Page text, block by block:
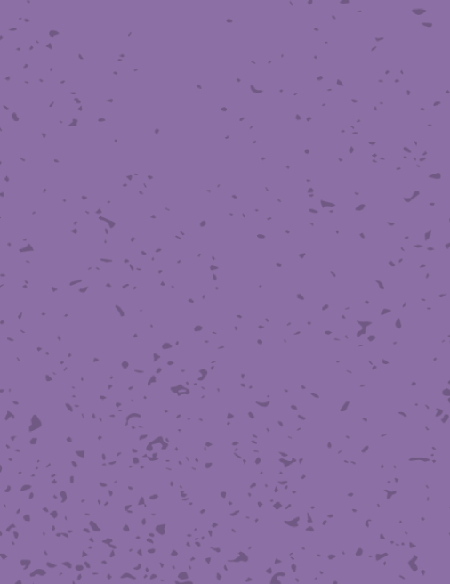
平織金網網目一覧表
綾織金網網目一覧表
特殊線材メッシュ網目一覧
金網
金網網目一覧表
クリンプ織金網
ロッククリンプ織金網
フラットトップ織金網
(滑面式金網)
トンキャップ織金網
(長目金網)
タイロッド織金網
振動篩用金網について
JIS試験用ふるい
ワイヤーネットコンベヤー
ワイヤーゲージ（線番）
金型パターン
在庫リスト
造粒機及び粉砕機用
遠心分離機用
スーパーパンチング™
SUPER PUNCHING™
スーパーパンチング™
標準金型リスト
スーパーパンチング™
在庫リスト
ODSサニタリーストレーナー™
二相ステンレス鋼パンチング
メタル™
耐摩耗鋼板HARDOX®
エンボス・ディンプル加工
樹脂パンチング™
（プラスチックパンチング）
セレクト カラー・サイズ
樹脂パンチング™（PVC）
オーダーシート
（炭素繊維強化熱可塑性樹
パンチング™
大開孔率パンチング™
（X-OPEN AREA
PUNCHING）
C.G.P/コンピューター
グラフィックパンチング
開孔率自動計算(%)
重量自動計算(kg)
パンチングメタル加工品
エキスパンドメタル
CFRTP EXメッシュ『CF
TON』
グレーチング
ワイヤーメッシュデミスター
蒸留用填充物
デミスター加工品
溶接金網
ファインメッシュ
ファインメッシュ加工品
電子ビームドリル加工
EBD電子ビームドリル加工
多軸同時・微細ドリリング・
レーザースクリーン